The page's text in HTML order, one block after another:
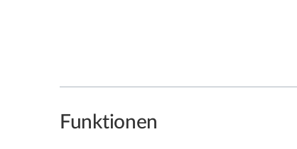
Funktionen